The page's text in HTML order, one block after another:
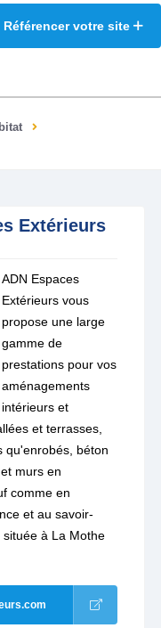
Référencer votre site
Extérieurs
ADN Espaces
Extérieurs vous
propose une large
gamme de
prestations pour vos
aménagements
intérieurs et
et terrasses,
qu'enrobés, béton
murs en
comme en
et au savoir-
à La Mothe